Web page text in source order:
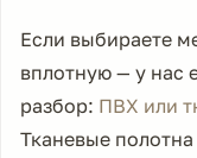
Если выбираете
вплотную — у нас
разбор: ПВХ или
Тканевые